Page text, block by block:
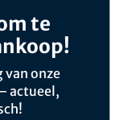
te
van onze
actueel,